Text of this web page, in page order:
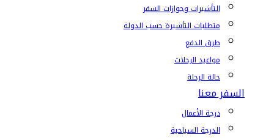
التأشيرات وجوازات السفر
متطلبات التأشيرة حسب الدولة
طرق الدفع
مواعيد الرحلات
حالة الرحلة
السفر معنا
درجة الأعمال
الدرجة السياحية